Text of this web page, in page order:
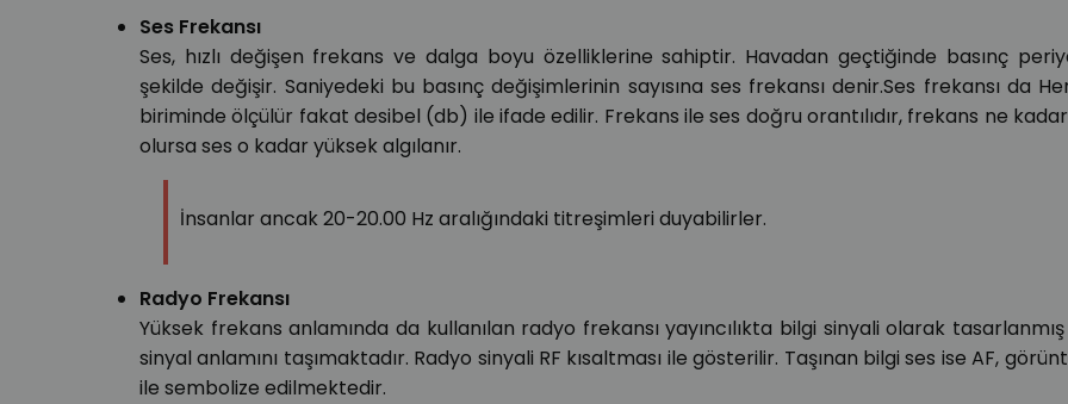
Ses Frekansı
Ses, hızlı değişen frekans ve dalga boyu özelliklerine sahiptir. Havadan geçtiğinde basınç
şekilde değişir. Saniyedeki bu basınç değişimlerinin sayısına ses frekansı denir.Ses frekansı da
biriminde ölçülür fakat desibel (db) ile ifade edilir. Frekans ile ses doğru orantılıdır, frekans ne
olursa ses o kadar yüksek algılanır.
İnsanlar ancak 20-20.00 Hz aralığındaki titreşimleri duyabilirler.
Radyo Frekansı
Yüksek frekans anlamında da kullanılan radyo frekansı yayıncılıkta bilgi sinyali olarak tasarlanmış
sinyal anlamını taşımaktadır. Radyo sinyali RF kısaltması ile gösterilir. Taşınan bilgi ses ise AF,
ile sembolize edilmektedir.